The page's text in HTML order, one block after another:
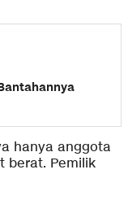
hanya anggota
berat. Pemilik